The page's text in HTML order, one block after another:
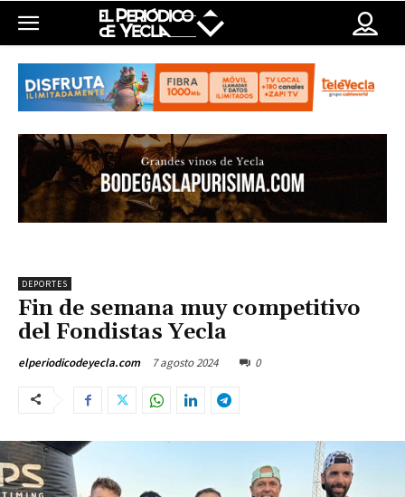
DEPORTES
Fin de semana muy competitivo
del Fondistas Yecla
elperiodicodeyecla.com 7 agosto 2024 0